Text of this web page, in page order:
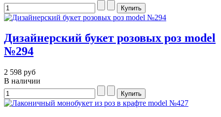
Дизайнерский букет розовых роз model
№294
2 598 руб
В наличии